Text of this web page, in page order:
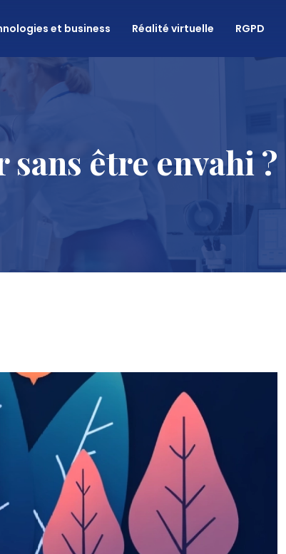
et business Réalité virtuelle RGPD
être envahi ?